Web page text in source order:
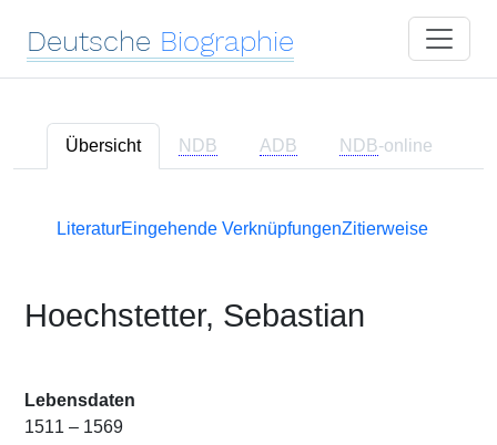
Deutsche Biographie
Übersicht NDB ADB NDB-online
LiteraturEingehende VerknüpfungenZitierweise
Hoechstetter, Sebastian
Lebensdaten
1511 – 1569